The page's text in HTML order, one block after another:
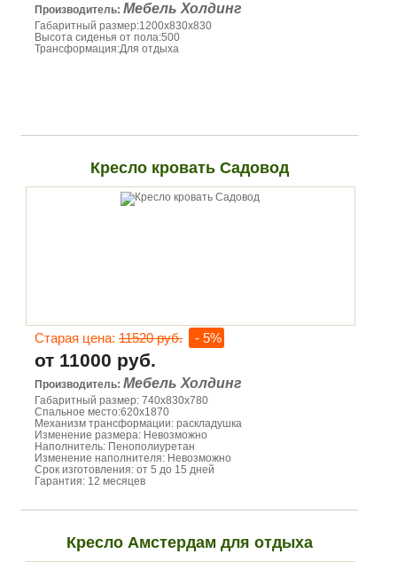
Производитель: Мебель Холдинг
Габаритный размер:1200х830х830
Высота сиденья от пола:500
Трансформация:Для отдыха
Кресло кровать Садовод
Старая цена: 11520 руб. - 5%
от 11000 руб.
Производитель: Мебель Холдинг
Габаритный размер: 740х830х780
Спальное место:620х1870
Механизм трансформации: раскладушка
Изменение размера: Невозможно
Наполнитель: Пенополиуретан
Изменение наполнителя: Невозможно
Срок изготовления: от 5 до 15 дней
Гарантия: 12 месяцев
Кресло Амстердам для отдыха